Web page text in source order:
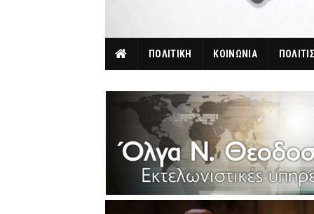
ΠΟΛΙΤΙΚΗ ΚΟΙΝΩΝΙΑ